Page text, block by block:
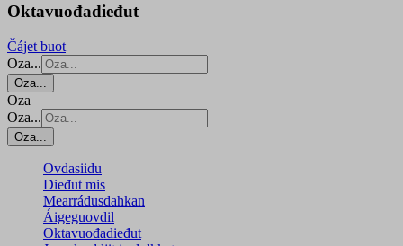
Oktavuođadieđut
Čájet buot
Oza...
Oza...
Oza
Oza...
Oza...
Ovdasiidu
Dieđut mis
Mearrádusdahkan
Áigeguovdil
Oktavuođadieđut